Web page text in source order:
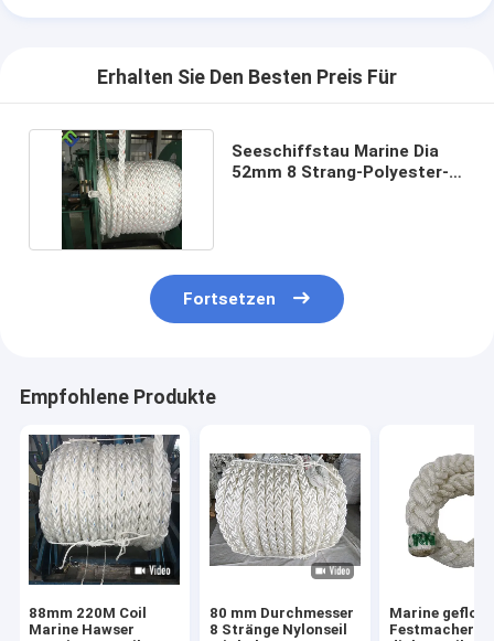
Erhalten Sie Den Besten Preis Für
Seeschiffstau Marine Dia
52mm 8 Strang-Polyester-
Fortsetzen
Empfohlene Produkte
88mm 220M Coil
Marine Hawser
80 mm Durchmesser
8 Stränge Nylonseil
Marine